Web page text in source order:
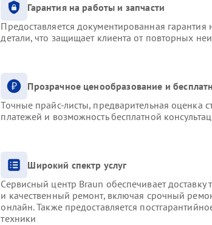
Гарантия на работы и запчасти
Предоставляется документированная
детали, что защищает клиента от повторных
Прозрачное ценообразование и
Точные прайс-листы, предварительная оценка
платежей и возможность бесплатной
Широкий спектр услуг
Сервисный центр Braun обеспечивает
и качественный ремонт, включая срочный
онлайн. Также предоставляется
техники